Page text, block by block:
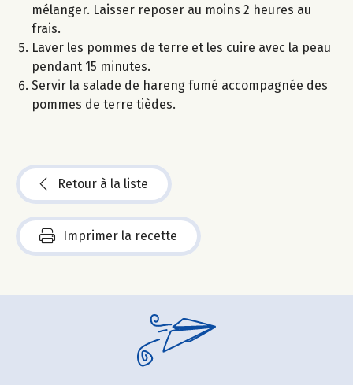
mélanger. Laisser reposer au moins 2 heures au
frais.
Laver les pommes de terre et les cuire avec la peau
pendant 15 minutes.
Servir la salade de hareng fumé accompagnée des
pommes de terre tièdes.
Retour à la liste
Imprimer la recette